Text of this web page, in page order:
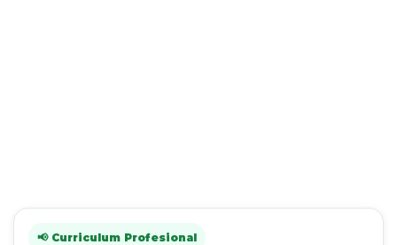
📢 Curriculum Profesional